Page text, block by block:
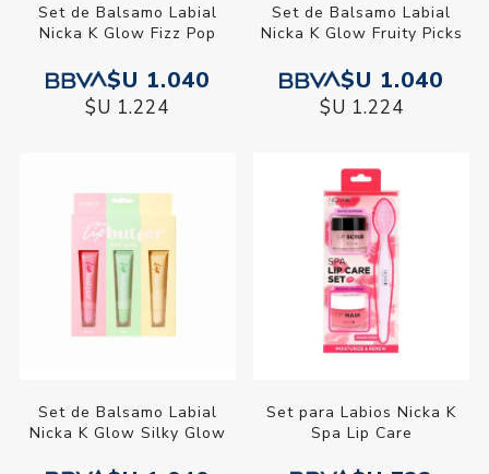
Set de Balsamo Labial
Nicka K Glow Fizz Pop
$U 1.040
$U 1.224
Set de Balsamo Labial
Nicka K Glow Fruity Picks
$U 1.040
$U 1.224
Set de Balsamo Labial
Nicka K Glow Silky Glow
Set para Labios Nicka K
Spa Lip Care